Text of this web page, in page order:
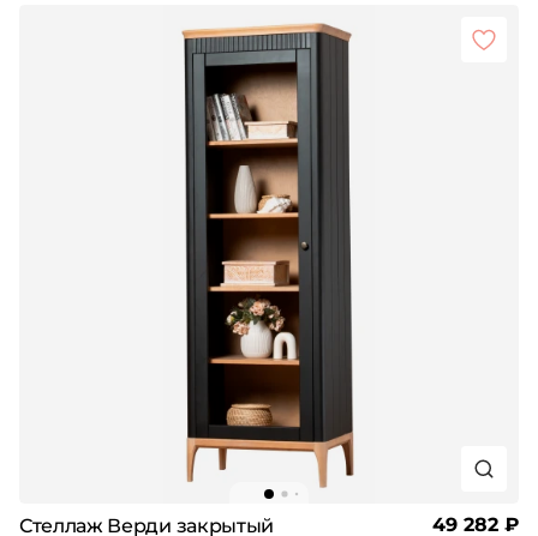
Стеллаж Верди закрытый 49 282 ₽